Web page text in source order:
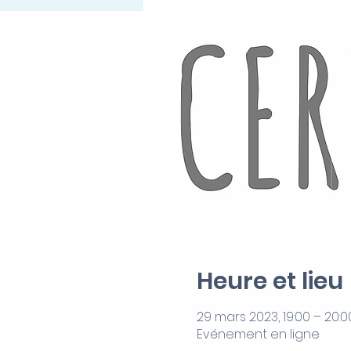
Heure et lieu
29 mars 2023, 19:00 –
Evénement en ligne